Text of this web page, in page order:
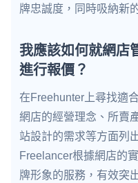
牌忠誠度，同時吸納新
我應該如何就網店
進行報價？
在Freehunter上尋找適
網店的經營理念、所賣
站設計的需求等方面列
Freelancer根據網店的
牌形象的服務，有效突